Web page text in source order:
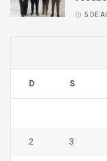
5 DE
D S
2 3